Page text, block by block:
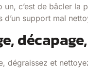
un, c’est de bâcler
d’un support mal
dégraissez et